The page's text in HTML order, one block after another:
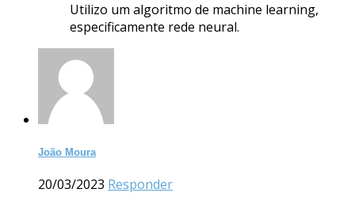
Utilizo um algoritmo de machine learning,
especificamente rede neural.
João Moura
20/03/2023 Responder